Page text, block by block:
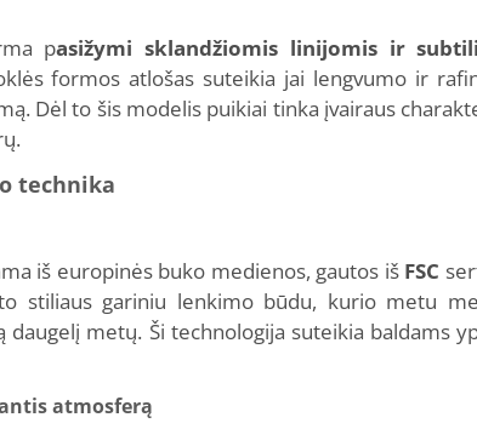
pasižymi sklandžiomis linijomis ir
formos atlošas suteikia jai lengvumo ir
Dėl to šis modelis puikiai tinka įvairaus
technika
iš europinės buko medienos, gautos iš FSC
stiliaus gariniu lenkimo būdu, kurio metu
metų. Ši technologija suteikia baldams
atmosferą